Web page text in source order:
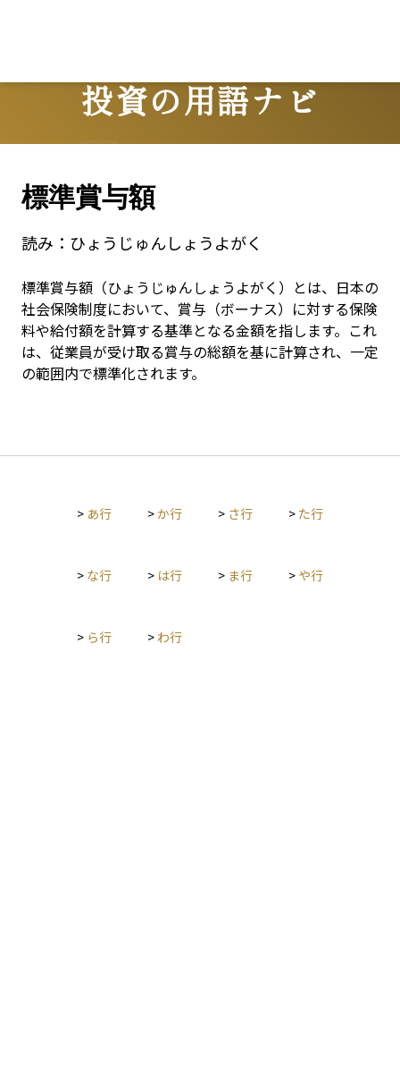
投資の用語ナビ
Terms
標準賞与額
読み： ひょうじゅんしょうよがく
標準賞与額（ひょうじゅんしょうよがく）とは、日本の
社会保険制度において、賞与（ボーナス）に対する保険
料や給付額を計算する基準となる金額を指します。これ
は、従業員が受け取る賞与の総額を基に計算され、一定
の範囲内で標準化されます。
> あ行 >か行 > さ行 > た行
> な行 > は行 > ま行 > や行
> ら行 > わ行